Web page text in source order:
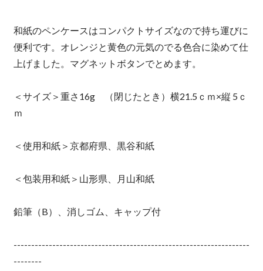
和紙のペンケースはコンパクトサイズなので持ち運びに
便利です。オレンジと黄色の元気のでる色合に染めて仕
上げました。マグネットボタンでとめます。
＜サイズ＞重さ16g （閉じたとき）横21.5ｃｍ×縦 5ｃ
ｍ
＜使用和紙＞京都府県、黒谷和紙
＜包装用和紙＞山形県、月山和紙
鉛筆（B）、消しゴム、キャップ付
-------------------------------------------------------------------
--------